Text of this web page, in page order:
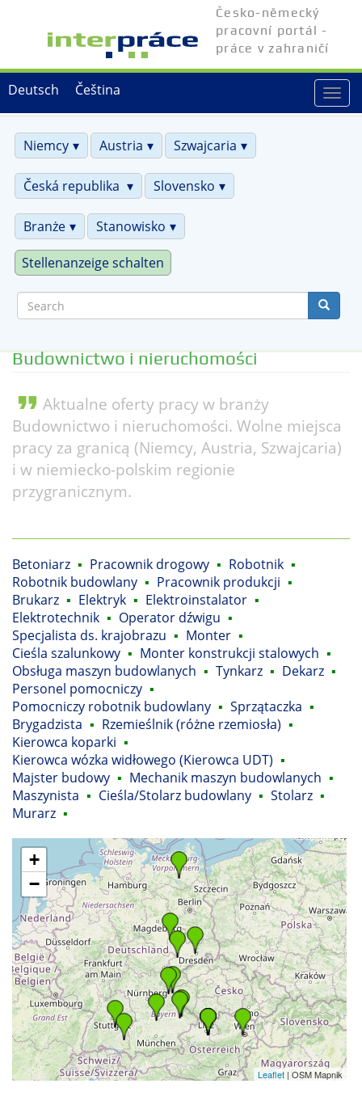
Čeština
Deutsch
Česko-německý
pracovní portál -
práce v zahraničí
Niemcy
Austria Szwajcaria
Česká republika Slovensko
Branże Stanowisko
Stellenanzeige schalten
Budownictwo i nieruchomości
format_quote Aktualne oferty pracy w branży
Budownictwo i nieruchomości. Wolne miejsca
pracy za granicą (Niemcy, Austria, Szwajcaria)
i w niemiecko-polskim regionie
przygranicznym.
Betoniarz ▪ Pracownik drogowy ▪ Robotnik ▪
Robotnik budowlany ▪ Pracownik produkcji ▪
Brukarz ▪ Elektryk ▪ Elektroinstalator ▪
Elektrotechnik ▪ Operator dźwigu ▪
Specjalista ds. krajobrazu ▪ Monter ▪
Cieśla szalunkowy ▪ Monter konstrukcji stalowych ▪
Obsługa maszyn budowlanych ▪ Tynkarz ▪ Dekarz ▪
Personel pomocniczy ▪
Pomocniczy robotnik budowlany ▪ Sprzątaczka ▪
Brygadzista ▪ Rzemieślnik (różne rzemiosła) ▪
Kierowca koparki ▪
Kierowca wózka widłowego (Kierowca UDT) ▪
Majster budowy ▪ Mechanik maszyn budowlanych ▪
Maszynista ▪ Cieśla/Stolarz budowlany ▪ Stolarz ▪
Murarz ▪
+
−
Leaflet| OSM Mapnik